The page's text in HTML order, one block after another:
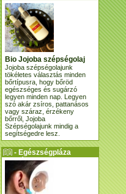
Bio Jojoba szépségolaj
Jojoba szépségolajunk
tökéletes választás minden
bőrtípusra, hogy bőröd
egészséges és sugárzó
legyen minden nap. Legyen
szó akár zsíros, pattanásos
vagy száraz, érzékeny
bőrről, Jojoba
Szépségolajunk mindig a
segítségedre lesz.
- Egészségpláza
ajánlatunk -